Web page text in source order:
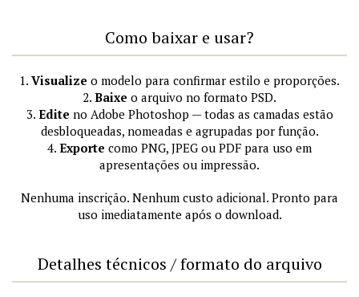
Como baixar e usar?
1. Visualize o modelo para confirmar estilo e proporções.
2. Baixe o arquivo no formato PSD.
3. Edite no Adobe Photoshop — todas as camadas estão
desbloqueadas, nomeadas e agrupadas por função.
4. Exporte como PNG, JPEG ou PDF para uso em
apresentações ou impressão.
Nenhuma inscrição. Nenhum custo adicional. Pronto para
uso imediatamente após o download.
Detalhes técnicos / formato do arquivo